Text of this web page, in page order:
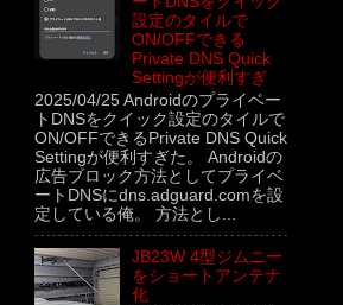
設定のタイルで
ON/OFFできる
Private DNS Quick
Settingが便利すぎ
2025/04/25 Androidのプライベー
トDNSをクイック設定のタイルで
ON/OFFできるPrivate DNS Quick
Settingが便利すぎた。 Androidの
広告ブロック方法としてプライベ
ートDNSにdns.adguard.comを設
定している俺。 方法とし...
JB23W 4型ジムニー
をショートアンテナ
化